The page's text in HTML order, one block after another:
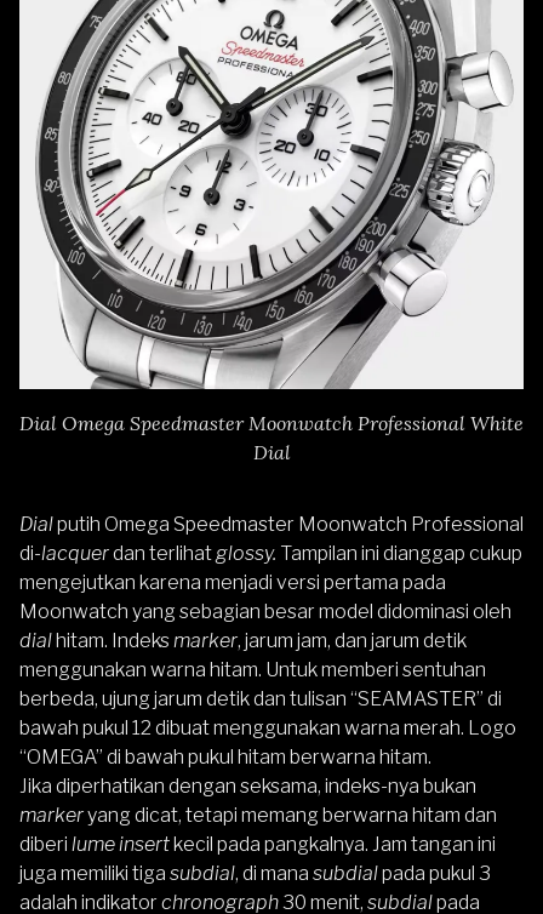
Dial Omega Speedmaster Moonwatch Professional White
Dial
Dialputih Omega Speedmaster Moonwatch Professional
di-lacquerdan terlihat glossy. Tampilan ini dianggap cukup
mengejutkan karena menjadi versi pertama pada
Moonwatch yang sebagian besar model didominasi oleh
dialhitam. Indeks marker, jarum jam, dan jarum detik
menggunakan warna hitam. Untuk memberi sentuhan
berbeda, ujung jarum detik dan tulisan “SEAMASTER” di
bawah pukul 12 dibuat menggunakan warna merah. Logo
“OMEGA” di bawah pukul hitam berwarna hitam.
Jika diperhatikan dengan seksama, indeks-nya bukan
markeryang dicat, tetapi memang berwarna hitam dan
diberi lume insertkecil pada pangkalnya. Jam tangan ini
juga memiliki tiga subdial, di mana subdialpada pukul 3
adalah indikator chronograph30 menit, subdialpada